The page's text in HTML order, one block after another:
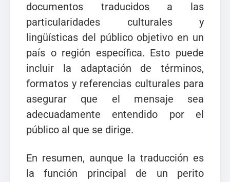
documentos traducidos a las
particularidades culturales y
lingüísticas del público objetivo en un
país o región específica. Esto puede
incluir la adaptación de términos,
formatos y referencias culturales para
asegurar que el mensaje sea
adecuadamente entendido por el
público al que se dirige.
En resumen, aunque la traducción es
la función principal de un perito